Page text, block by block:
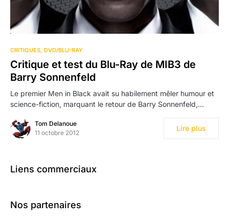
CRITIQUES DVD/BLU-RAY
Critique et test du Blu-Ray de MIB3 de
Barry Sonnenfeld
Le premier Men in Black avait su habilement mêler humour et
science-fiction, marquant le retour de Barry Sonnenfeld,…
Tom Delanoue
11 octobre 2012
Lire plus
Liens commerciaux
Nos partenaires